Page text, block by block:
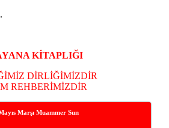
KİTAPLIĞI
DİRLİĞİMİZDİR
REHBERİMİZDİR
Marşı Muammer Sun